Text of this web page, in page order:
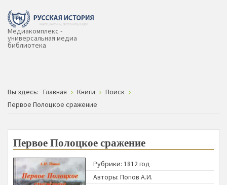
Медиакомплекс -
универсальная медиа
библиотека
Вы здесь: Главная Книги
Поиск
Первое Полоцкое сражение
Первое Полоцкое сражение
Рубрики:1812 год
Авторы:Попов А.И.